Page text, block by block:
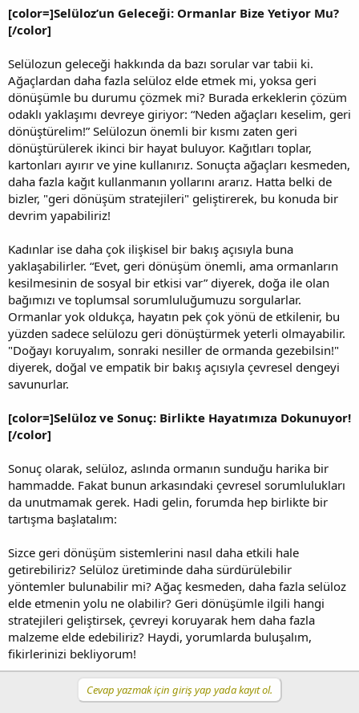
[color=]Selüloz’un Geleceği: Ormanlar Bize Yetiyor Mu?
[/color]
Selülozun geleceği hakkında da bazı sorular var tabii ki.
Ağaçlardan daha fazla selüloz elde etmek mi, yoksa geri
dönüşümle bu durumu çözmek mi? Burada erkeklerin çözüm
odaklı yaklaşımı devreye giriyor: “Neden ağaçları keselim, geri
dönüştürelim!” Selülozun önemli bir kısmı zaten geri
dönüştürülerek ikinci bir hayat buluyor. Kağıtları toplar,
kartonları ayırır ve yine kullanırız. Sonuçta ağaçları kesmeden,
daha fazla kağıt kullanmanın yollarını ararız. Hatta belki de
bizler, "geri dönüşüm stratejileri" geliştirerek, bu konuda bir
devrim yapabiliriz!
Kadınlar ise daha çok ilişkisel bir bakış açısıyla buna
yaklaşabilirler. “Evet, geri dönüşüm önemli, ama ormanların
kesilmesinin de sosyal bir etkisi var” diyerek, doğa ile olan
bağımızı ve toplumsal sorumluluğumuzu sorgularlar.
Ormanlar yok oldukça, hayatın pek çok yönü de etkilenir, bu
yüzden sadece selülozu geri dönüştürmek yeterli olmayabilir.
"Doğayı koruyalım, sonraki nesiller de ormanda gezebilsin!"
diyerek, doğal ve empatik bir bakış açısıyla çevresel dengeyi
savunurlar.
[color=]Selüloz ve Sonuç: Birlikte Hayatımıza Dokunuyor!
[/color]
Sonuç olarak, selüloz, aslında ormanın sunduğu harika bir
hammadde. Fakat bunun arkasındaki çevresel sorumlulukları
da unutmamak gerek. Hadi gelin, forumda hep birlikte bir
tartışma başlatalım:
Sizce geri dönüşüm sistemlerini nasıl daha etkili hale
getirebiliriz? Selüloz üretiminde daha sürdürülebilir
yöntemler bulunabilir mi? Ağaç kesmeden, daha fazla selüloz
elde etmenin yolu ne olabilir? Geri dönüşümle ilgili hangi
stratejileri geliştirsek, çevreyi koruyarak hem daha fazla
malzeme elde edebiliriz? Haydi, yorumlarda buluşalım,
fikirlerinizi bekliyorum!
Cevap yazmak için giriş yap yada kayıt ol.